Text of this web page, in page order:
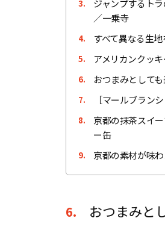
3.
ジャンプするト
／一乗寺
4. すべて異なる生
5. アメリカンクッ
6. おつまみとして
7. ［マールブラン
8.
京都の抹茶スイ
ー缶
9. 京都の素材が味
6. おつまみと